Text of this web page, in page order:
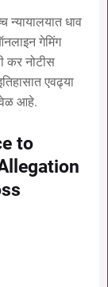
न्यायालयात धाव
गेमिंग
कर नोटीस
एवढ्या
वेळ आहे.
to